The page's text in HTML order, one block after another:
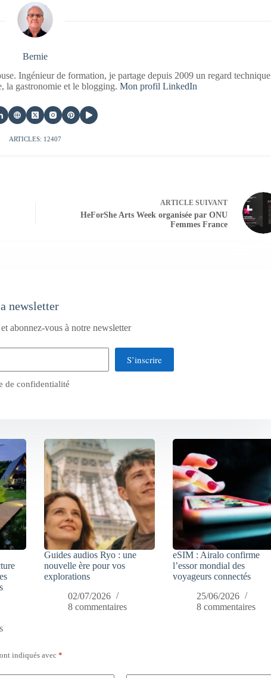
Bernie
Ingénieur de formation, je partage depuis 2009 un regard technique
la gastronomie et le blogging.Mon profil LinkedIn
ARTICLES: 12407
ARTICLESUIVANT
HeForShe Arts Week organisée par ONU
Femmes France
newsletter
abonnez-vous à notre newsletter
S’inscrire
de confidentialité
Guides audios Ryo : une
nouvelle ère pour vos
explorations
02/07/2026
8 commentaires
eSIM : Airalo confirme
l’essor mondial des
voyageurs connectés
25/06/2026
8 commentaires
indiqués avec*